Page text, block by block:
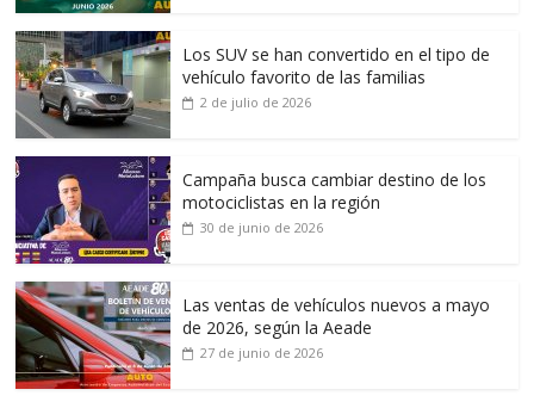
Los SUV se han convertido en el tipo de
vehículo favorito de las familias
2 de julio de 2026
Campaña busca cambiar destino de los
motociclistas en la región
30 de junio de 2026
Las ventas de vehículos nuevos a mayo
de 2026, según la Aeade
27 de junio de 2026